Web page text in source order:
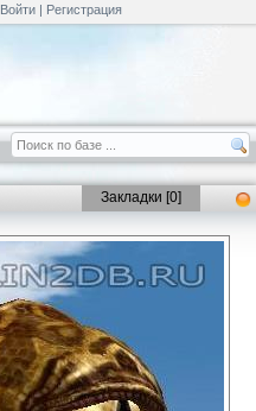
Войти | Регистрация
Закладки [0]